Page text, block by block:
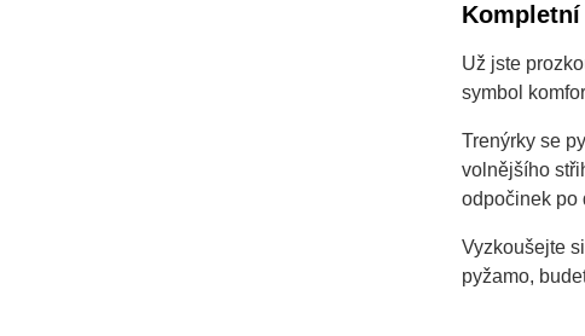
Už jste
symbol
Trenýrky se
volnějšího
odpočinek po
Vyzkoušejte
pyžamo,